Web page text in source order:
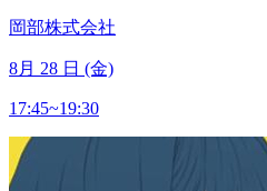
岡部株式会社
8月 28 日 (金)
17:45~19:30